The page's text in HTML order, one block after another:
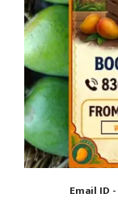
Email ID -